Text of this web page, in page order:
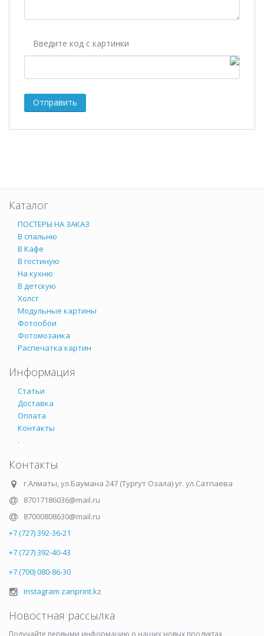
Введите код с картинки
Каталог
ПОСТЕРЫ НА ЗАКАЗ
В спальню
В Кафе
В гостиную
На кухню
В детскую
Холст
Модульные картины
Фотообои
Фотомозаика
Распечатка картин
Информация
Статьи
Доставка
Оплата
Контакты
.
Контакты
г.Алматы,ул.Баумана 247 (Тургут Озала) уг. ул.Сатпаева
87017186036@mail.ru
87000808630@mail.ru
+7 (727) 392-36-21
+7 (727) 392-40-43
+7 (700) 080-86-30
instagram zanprint.kz
Новостная рассылка
Получайте первыми информацию о наших новых продуктах,